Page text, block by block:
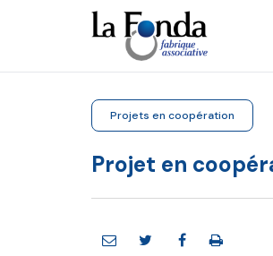
principal
Projets en coopération
Projet en